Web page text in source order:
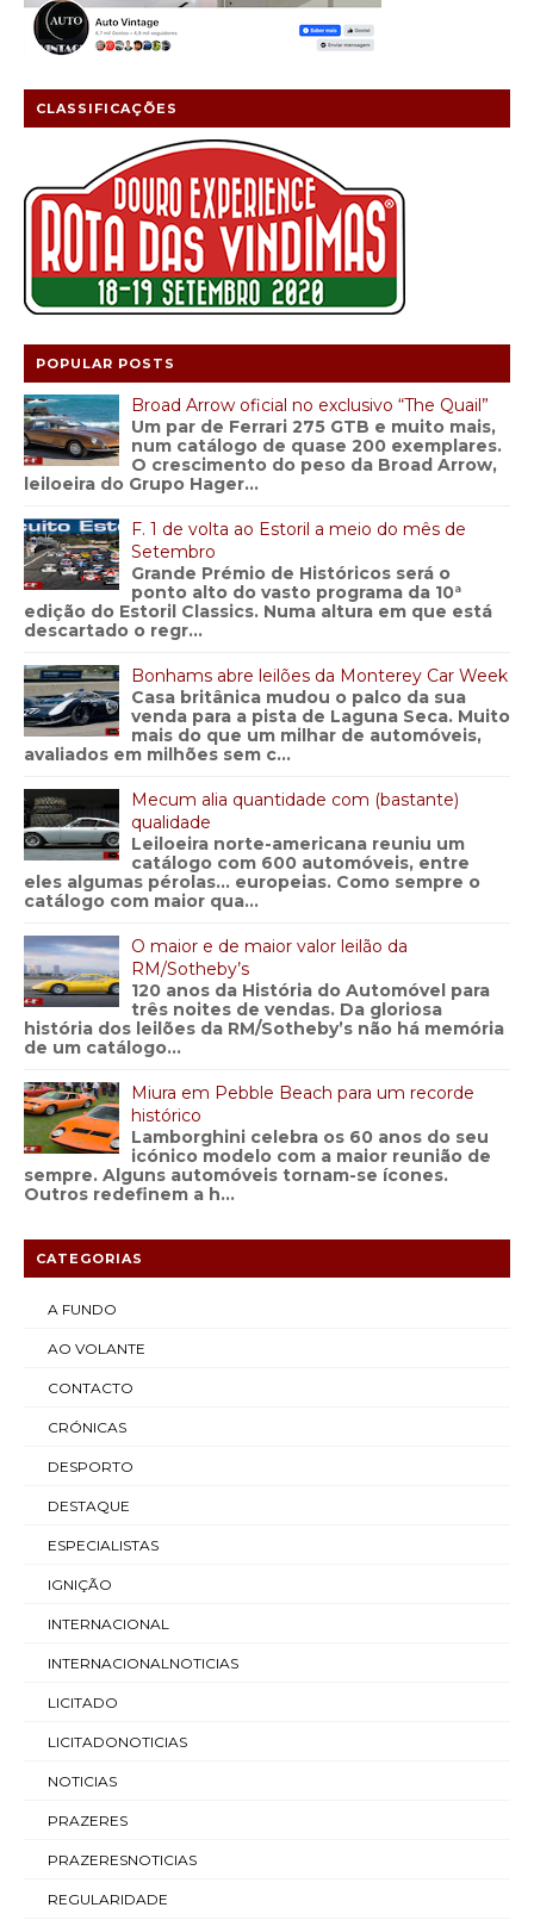
CLASSIFICAÇÕES
POPULAR POSTS
Broad Arrow oficial no exclusivo “The Quail”
Um par de Ferrari 275 GTB e muito mais,
num catálogo de quase 200 exemplares.
O crescimento do peso da Broad Arrow,
leiloeira do Grupo Hager...
F. 1 de volta ao Estoril a meio do mês de
Setembro
Grande Prémio de Históricos será o
ponto alto do vasto programa da 10ª
edição do Estoril Classics. Numa altura em que está
descartado o regr...
Bonhams abre leilões da Monterey Car Week
Casa britânica mudou o palco da sua
venda para a pista de Laguna Seca. Muito
mais do que um milhar de automóveis,
avaliados em milhões sem c...
Mecum alia quantidade com (bastante)
qualidade
Leiloeira norte-americana reuniu um
catálogo com 600 automóveis, entre
eles algumas pérolas… europeias. Como sempre o
catálogo com maior qua...
O maior e de maior valor leilão da
RM/Sotheby’s
120 anos da História do Automóvel para
três noites de vendas. Da gloriosa
história dos leilões da RM/Sotheby’s não há memória
de um catálogo...
Miura em Pebble Beach para um recorde
histórico
Lamborghini celebra os 60 anos do seu
icónico modelo com a maior reunião de
sempre. Alguns automóveis tornam-se ícones.
Outros redefinem a h...
CATEGORIAS
A FUNDO
AO VOLANTE
CONTACTO
CRÓNICAS
DESPORTO
DESTAQUE
ESPECIALISTAS
IGNIÇÃO
INTERNACIONAL
INTERNACIONALNOTICIAS
LICITADO
LICITADONOTICIAS
NOTICIAS
PRAZERES
PRAZERESNOTICIAS
REGULARIDADE